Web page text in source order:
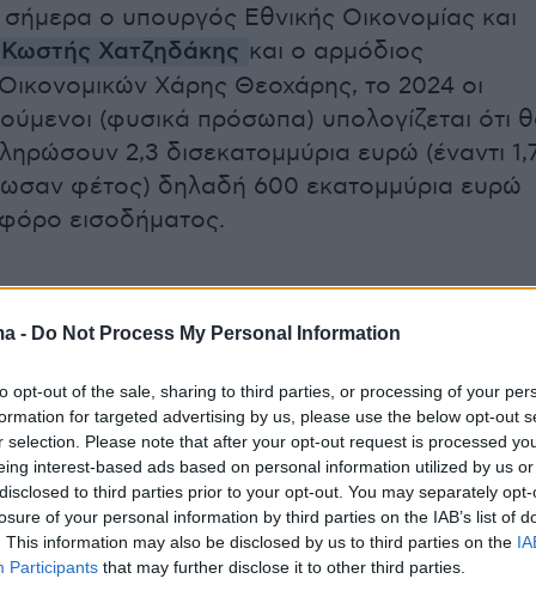
- Do Not Process My Personal Information
opt-out of the sale, sharing to third parties, or processing of your
for targeted advertising by us, please use the below opt-out
selection. Please note that after your opt-out request is processed
interest-based ads based on personal information utilized by us
to third parties prior to your opt-out. You may separately
of your personal information by third parties on the IAB’s list of
This information may also be disclosed by us to third parties on the
Participants that may further disclose it to other third parties.
ο υπουργός Εθνικής Οικονομίας και
Κωστής Χατζηδάκης και ο αρμόδιος
Χάρης Θεοχάρης, το 2024 οι
(φυσικά πρόσωπα) υπολογίζεται ότι
2,3 δισεκατομμύρια ευρώ (έναντι
φέτος) δηλαδή 600 εκατομμύρια ευρώ
εισοδήματος.
θα ορίζεται μία ελάχιστη αμοιβή 10.920
την οποία βιοπορίζονται. Το ποσό αυτό
ονομαστικό ποσό που λαμβάνει από τον
κάθε εργαζόμενος που αμείβεται με τον